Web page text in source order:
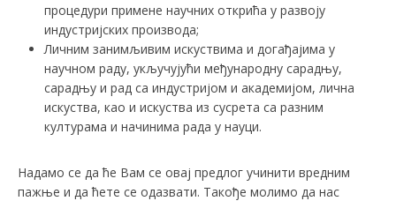
процедури примене научних открића у развоју
индустријских производа;
Личним занимљивим искуствима и догађајима у
научном раду, укључујући међународну сарадњу,
сарадњу и рад са индустријом и академијом, лична
искуства, као и искуства из сусрета са разним
културама и начинима рада у науци.
Надамо се да ће Вам се овај предлог учинити вредним
пажње и да ћете се одазвати. Такође молимо да нас